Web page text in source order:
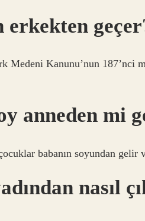
erkekten
Medeni Kanunu’nun 187’nci
anneden mi
babanın soyundan gelir
nasıl